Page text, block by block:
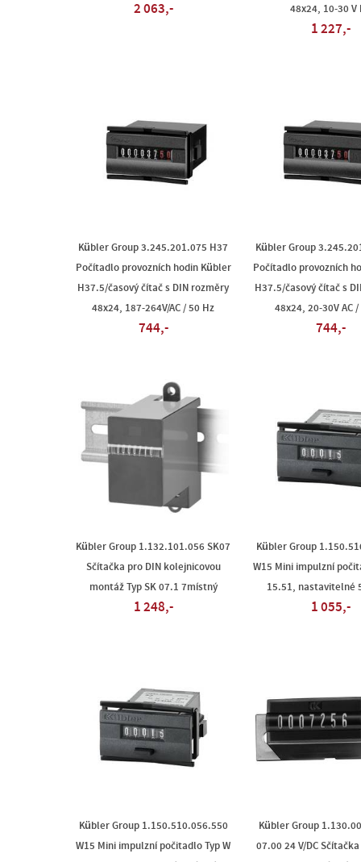
2 063,-
48x24, 10-30 V
1 227,-
Kübler Group 3.245.201.075 H37
Počítadlo provozních hodin Kübler
H37.5/časový čítač s DIN rozměry
48x24, 187-264V/AC / 50 Hz
744,-
Kübler Group
Počítadlo provozních
H37.5/časový čítač s
48x24, 20-30V AC /
744,-
Kübler Group 1.132.101.056 SK07
Sčítačka pro DIN kolejnicovou
montáž Typ SK 07.1 7místný
1 248,-
Kübler Group
W15 Mini impulzní
15.51, nastavitelné
1 055,-
Kübler Group 1.150.510.056.550
W15 Mini impulzní počitadlo Typ W
Kübler Group
07.00 24 V/DC Sčítačka